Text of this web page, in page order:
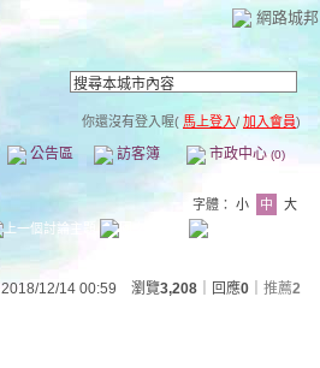
網路城邦
你還沒有登入喔( 馬上登入/ 加入會員)
公告區 訪客簿 市政中心 (0)
字體： 小 中 大
2018/12/14 00:59 瀏覽3,208 ｜回應0 推薦2